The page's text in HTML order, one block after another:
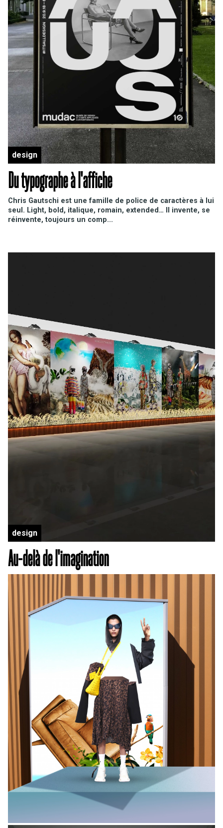
design
Du typographe à l'affiche
Chris Gautschi est une famille de police de caractères à lui
seul. Light, bold, italique, romain, extended… Il invente, se
réinvente, toujours un comp...
design
Au-delà de l'imagination